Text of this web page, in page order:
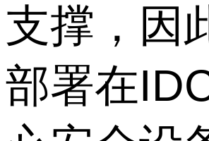
支撑，因
部署在